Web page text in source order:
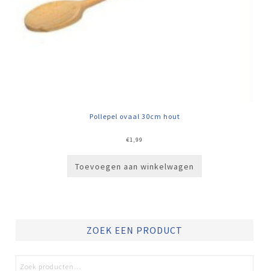
Pollepel ovaal 30cm hout
€1,99
Toevoegen aan winkelwagen
ZOEK EEN PRODUCT